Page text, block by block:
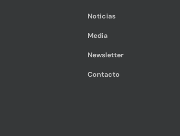
Noticias
Media
Newsletter
Contacto